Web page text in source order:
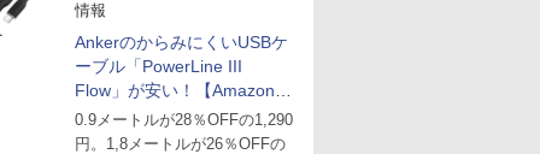
情報
AnkerのからみにくいUSBケ
ーブル「PowerLine III
Flow」が安い！【Amazon暮
らし応援サマーSale】
0.9メートルが28％OFFの1,290
円。1,8メートルが26％OFFの